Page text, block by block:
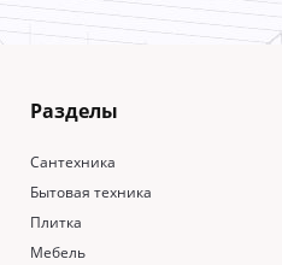
Разделы
Сантехника
Бытовая техника
Плитка
Мебель